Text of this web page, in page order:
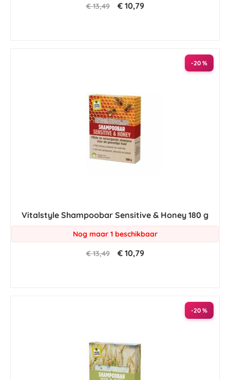
€ 13,49 € 10,79
-20 %
Vitalstyle Shampoobar Sensitive & Honey 180 g
Nog maar 1 beschikbaar
€ 13,49 € 10,79
-20 %